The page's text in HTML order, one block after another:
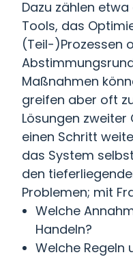
Dazu zählen
Tools, das
(Teil-)Prozessen
Maßnahmen
greifen aber oft
Lösungen zweiter
einen Schritt
das System
den
Problemen; mit
Welche
Handeln?
Welche Regeln